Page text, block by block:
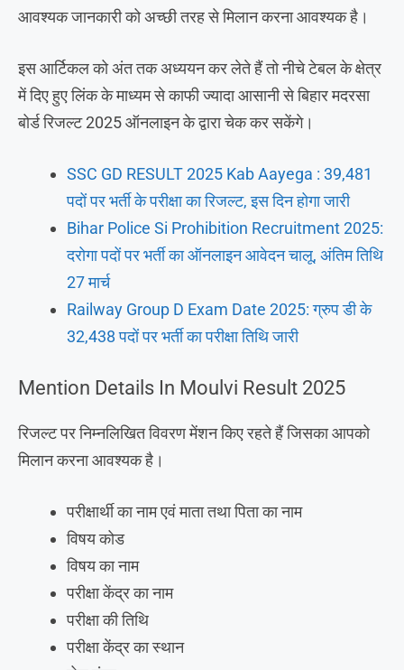
आवश्यक जानकारी को अच्छी तरह से मिलान करना आवश्यक है।
इस आर्टिकल को अंत तक अध्ययन कर लेते हैं तो नीचे टेबल के क्षेत्र
में दिए हुए लिंक के माध्यम से काफी ज्यादा आसानी से बिहार मदरसा
बोर्ड रिजल्ट 2025 ऑनलाइन के द्वारा चेक कर सकेंगे।
SSC GD RESULT 2025 Kab Aayega : 39,481
पदों पर भर्ती के परीक्षा का रिजल्ट, इस दिन होगा जारी
Bihar Police Si Prohibition Recruitment 2025:
दरोगा पदों पर भर्ती का ऑनलाइन आवेदन चालू, अंतिम तिथि
27 मार्च
Railway Group D Exam Date 2025: ग्रुप डी के
32,438 पदों पर भर्ती का परीक्षा तिथि जारी
Mention Details In Moulvi Result 2025
रिजल्ट पर निम्नलिखित विवरण मेंशन किए रहते हैं जिसका आपको
मिलान करना आवश्यक है।
परीक्षार्थी का नाम एवं माता तथा पिता का नाम
विषय कोड
विषय का नाम
परीक्षा केंद्र का नाम
परीक्षा की तिथि
परीक्षा केंद्र का स्थान